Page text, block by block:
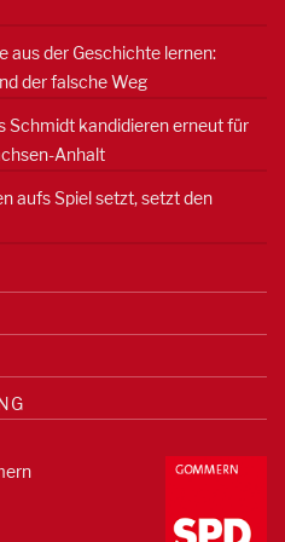
aus der Geschichte lernen:
der falsche Weg
Schmidt kandidieren erneut für
Anhalt
aufs Spiel setzt, setzt den